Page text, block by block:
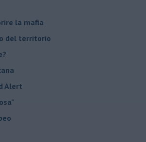
la mafia
del territorio
Alert